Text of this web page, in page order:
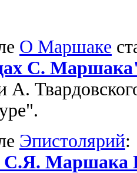
О Маршаке
С.
А.
Эпистолярий:
С.Я. Маршака